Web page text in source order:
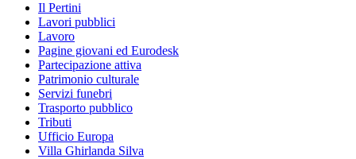
Il Pertini
Lavori pubblici
Lavoro
Pagine giovani ed Eurodesk
Partecipazione attiva
Patrimonio culturale
Servizi funebri
Trasporto pubblico
Tributi
Ufficio Europa
Villa Ghirlanda Silva